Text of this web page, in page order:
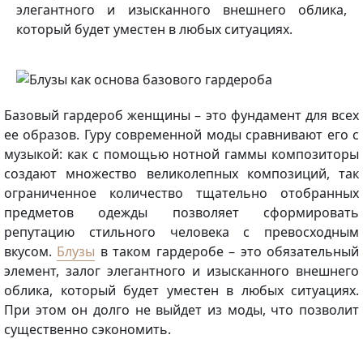
элегантного и изысканного внешнего облика,
который будет уместен в любых ситуациях.
Базовый гардероб женщины – это фундамент для всех
ее образов. Гуру современной моды сравнивают его с
музыкой: как с помощью нотной гаммы композиторы
создают множество великолепных композиций, так
ограниченное количество тщательно отобранных
предметов одежды позволяет сформировать
репутацию стильного человека с превосходным
вкусом. Блузы в таком гардеробе – это обязательный
элемент, залог элегантного и изысканного внешнего
облика, который будет уместен в любых ситуациях.
При этом он долго не выйдет из моды, что позволит
существенно сэкономить.